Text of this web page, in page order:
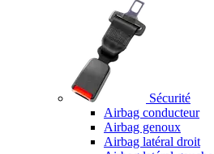
Sécurité
Airbag conducteur
Airbag genoux
Airbag latéral droit